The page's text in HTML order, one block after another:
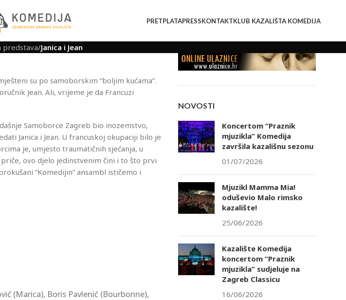
PRETPLATAPRESSKONTAKTKLUB KAZALIŠTA KOMEDIJA
predstava/Janica i Jean
su po samoborskim “boljim kućama”.
Jean. Ali, vrijeme je da Francuzi
Samoborce Zagreb bio inozemstvo,
Janica i Jean. U francuskoj okupaciji bilo je
je, umjesto traumatičnih sjećanja, u
ovo djelo jedinstvenim čini i to što prvi
“Komedijin” ansambl ističemo i
(Marica), Boris Pavlenić (Bourbonne),
NOVOSTI
Koncertom “Praznik
mjuzikla” Komedija
završila kazališnu sezonu
01/07/2026
Mjuzikl Mamma Mia!
oduševio Malo rimsko
kazalište!
25/06/2026
Kazalište Komedija
koncertom “Praznik
mjuzikla” sudjeluje na
Zagreb Classicu
16/06/2026